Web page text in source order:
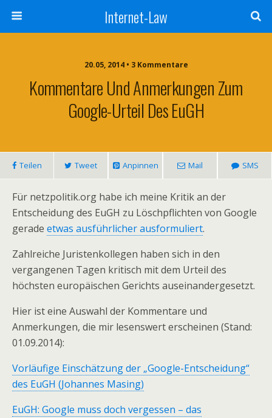
Internet-Law
20.05, 2014 • 3 Kommentare
Kommentare Und Anmerkungen Zum
Google-Urteil Des EuGH
Teilen Tweet Anpinnen Mail SMS
Für netzpolitik.org habe ich meine Kritik an der
Entscheidung des EuGH zu Löschpflichten von Google
gerade etwas ausführlicher ausformuliert.
Zahlreiche Juristenkollegen haben sich in den
vergangenen Tagen kritisch mit dem Urteil des
höchsten europäischen Gerichts auseinandergesetzt.
Hier ist eine Auswahl der Kommentare und
Anmerkungen, die mir lesenswert erscheinen (Stand:
01.09.2014):
Vorläufige Einschätzung der „Google-Entscheidung“
des EuGH (Johannes Masing)
EuGH: Google muss doch vergessen – das